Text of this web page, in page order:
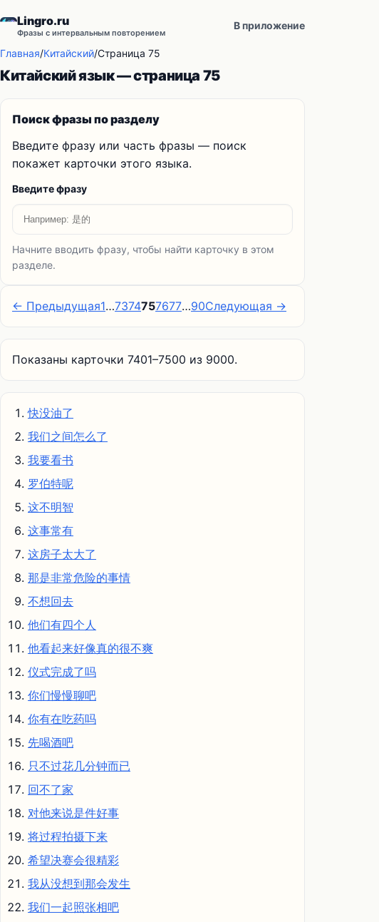
Lingro.ru
Фразы с интервальным повторением
В приложение
Главная/Китайский/Страница 75
Китайский язык — страница 75
Поиск фразы по разделу
Введите фразу или часть фразы — поиск
покажет карточки этого языка.
Введите фразу
Начните вводить фразу, чтобы найти карточку в этом
разделе.
← Предыдущая1…7374757677…90Следующая →
Показаны карточки 7401–7500 из 9000.
快没油了
我们之间怎么了
我要看书
罗伯特呢
这不明智
这事常有
这房子太大了
那是非常危险的事情
不想回去
他们有四个人
他看起来好像真的很不爽
仪式完成了吗
你们慢慢聊吧
你有在吃药吗
先喝酒吧
只不过花几分钟而已
回不了家
对他来说是件好事
将过程拍摄下来
希望决赛会很精彩
我从没想到那会发生
我们一起照张相吧